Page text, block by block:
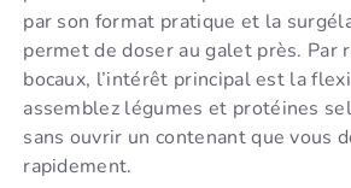
par son format pratique et la
permet de doser au galet près. Par
bocaux, l’intérêt principal est la
assemblez légumes et protéines
sans ouvrir un contenant que vous
rapidement.